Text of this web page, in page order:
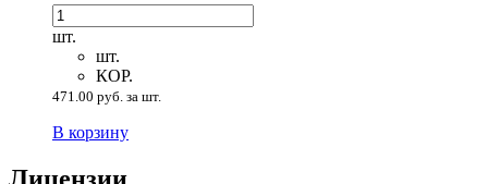
шт.
шт.
КОР.
471.00 руб. за шт.
В корзину